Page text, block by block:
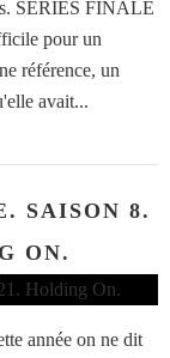
SERIES FINALE
pour un
référence, un
avait...
SAISON 8.
ON.
année on ne dit